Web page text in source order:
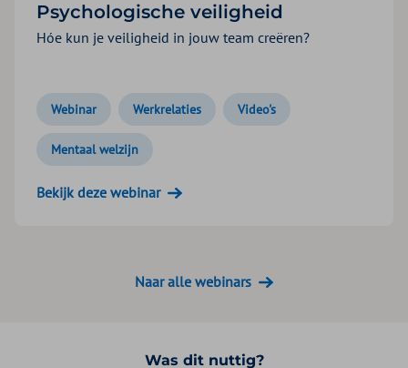
Psychologische veiligheid
Hóe kun je veiligheid in jouw team creëren?
Webinar Werkrelaties Video's
Mentaal welzijn
Bekijk deze webinar
Naar alle webinars
Was dit nuttig?